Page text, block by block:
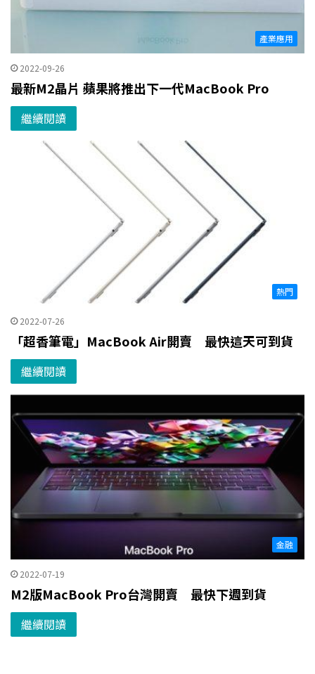
產業應用
2022-09-26
最新M2晶片 蘋果將推出下一代MacBook Pro
繼續閱讀
熱門
2022-07-26
「超香筆電」MacBook Air開賣 最快這天可到貨
繼續閱讀
金融
2022-07-19
M2版MacBook Pro台灣開賣 最快下週到貨
繼續閱讀